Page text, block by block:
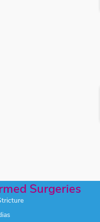
Surgeries